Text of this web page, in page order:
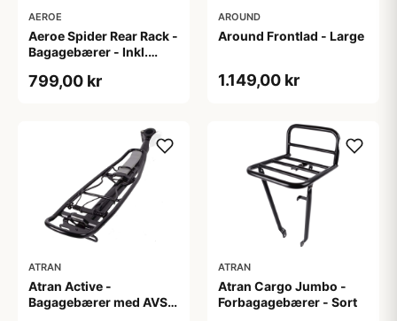
AEROE
Aeroe Spider Rear Rack -
Bagagebærer - Inkl.
799,00 kr
AROUND
Around Frontlad - Large
1.149,00 kr
ATRAN
Atran Active -
Bagagebærer med AVS -
ATRAN
Atran Cargo Jumbo -
Forbagagebærer - Sort